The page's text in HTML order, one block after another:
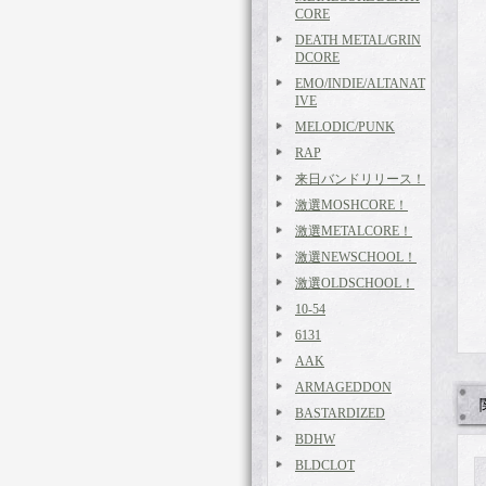
CORE
DEATH METAL/GRIN
DCORE
EMO/INDIE/ALTANAT
IVE
MELODIC/PUNK
RAP
来日バンドリリース！
激選MOSHCORE！
激選METALCORE！
激選NEWSCHOOL！
激選OLDSCHOOL！
10-54
6131
AAK
ARMAGEDDON
BASTARDIZED
BDHW
BLDCLOT